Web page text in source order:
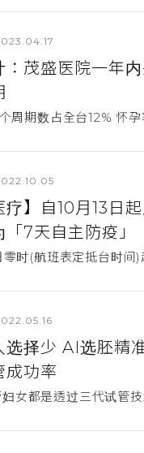
：茂盛医院一年
周期数占全台12% 怀
疗】自10月13日
7天自主防疫」
零时(航班表定抵台时间
选择少 AI选胚精
成功率
女都是透过三代试管